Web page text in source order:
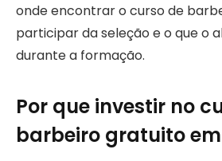
onde encontrar o curso de
participar da seleção e o que o
durante a formação.
Por que investir no
barbeiro gratuito